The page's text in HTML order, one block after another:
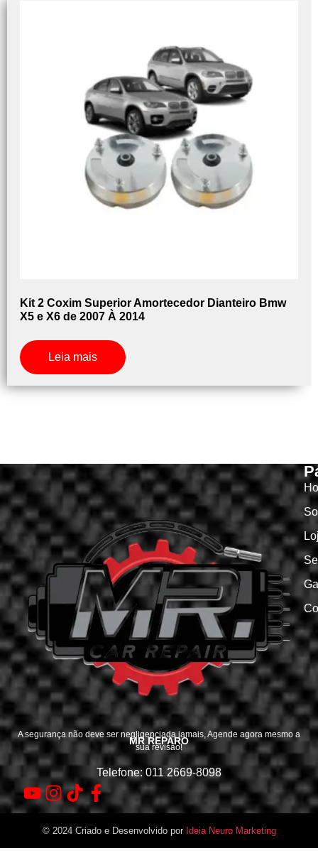
Kit 2 Coxim Superior Amortecedor Dianteiro Bmw
X5 e X6 de 2007 À 2014
Leia mais
MR REPARO
A segurança não deve ser negligenciada jamais, Agende agora mesmo a
sua revisão!
Telefone: 011 2669-8098
© 2024 Criado e Desenvolvido por Ideia Neuro Marketing